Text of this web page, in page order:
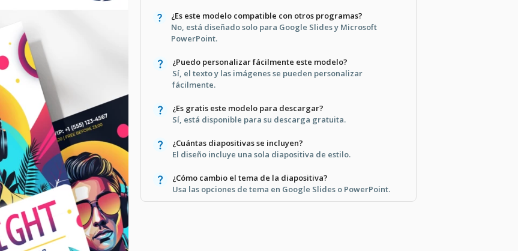
¿Es este modelo compatible con otros programas?
No, está diseñado solo para Google Slides y Microsoft
PowerPoint.
¿Puedo personalizar fácilmente este modelo?
Sí, el texto y las imágenes se pueden personalizar
fácilmente.
¿Es gratis este modelo para descargar?
Sí, está disponible para su descarga gratuita.
¿Cuántas diapositivas se incluyen?
El diseño incluye una sola diapositiva de estilo.
¿Cómo cambio el tema de la diapositiva?
Usa las opciones de tema en Google Slides o PowerPoint.